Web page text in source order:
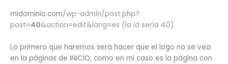
midominio.com/wp-admin/post.php?
post=40&action=edit&lang=es (la id sería 40)
Lo primero que haremos será hacer que el logo no se vea
en la páginas de INICIO, como en mi caso es la página con